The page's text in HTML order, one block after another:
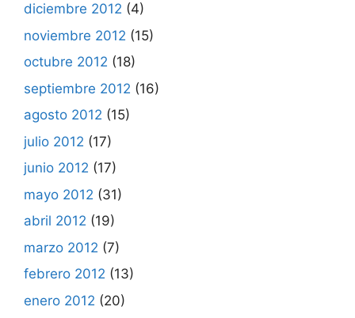
diciembre 2012 (4)
noviembre 2012 (15)
octubre 2012 (18)
septiembre 2012 (16)
agosto 2012 (15)
julio 2012 (17)
junio 2012 (17)
mayo 2012 (31)
abril 2012 (19)
marzo 2012 (7)
febrero 2012 (13)
enero 2012 (20)